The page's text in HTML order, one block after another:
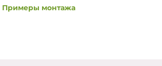
Примеры монтажа